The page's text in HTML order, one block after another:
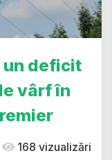
un deficit
vârf în
168 vizualizări